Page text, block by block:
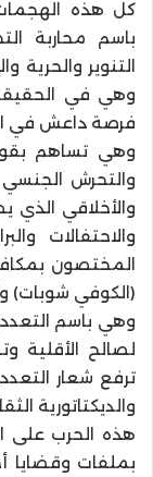
كل هذه
باسم محاربة
التنوير والحرية
وهي في الحقيقة
فرصة داعش في
وهي تساهم
والتحرش
والأخلاقي
والاحتفالات
المختصون
(الكوفي شوبات)
وهي باسم
لصالح الأقلية
ترفع شعار
والديكتاتورية
هذه الحرب على
بملفات وقضايا